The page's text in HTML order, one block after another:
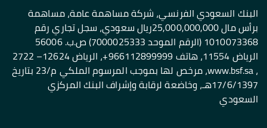
البنك السعودي الفرنسي، شركة مساهمة عامة، مساهمة
برأس مال 25,000,000,000ريال سعودي، سجل تجاري رقم
1010073368 (الرقم الموحد 7000025333) ص.ب. 56006
الرياض 11554، هاتف 966112899999+، الرياض 12624– 2722
، www.bsf.sa، مرخص لها بموجب المرسوم الملكي م/23 بتاريخ
17/6/1397هـ، وخاضعة لرقابة وإشراف البنك المركزي
السعودي